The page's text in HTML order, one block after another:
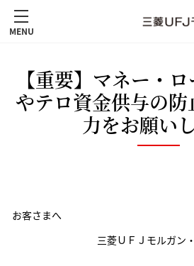
MENU
【重要】マネー・
やテロ資金供与の
力をお願い
お客さまへ
三菱ＵＦＪモルガン